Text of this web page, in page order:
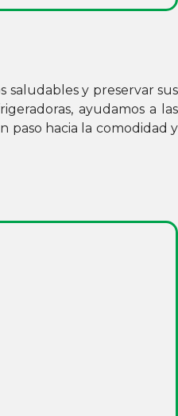
saludables y preservar sus
ayudamos a las
paso hacia la comodidad y